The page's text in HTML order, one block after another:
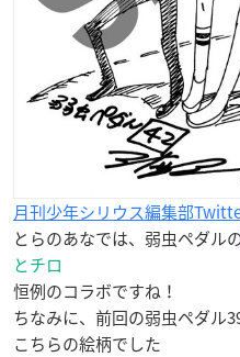
月刊少年シリウス編集部
とらのあなでは、弱虫ペダル
とチロ
恒例のコラボですね！
ちなみに、前回の弱虫ペダル
こちらの絵柄でした